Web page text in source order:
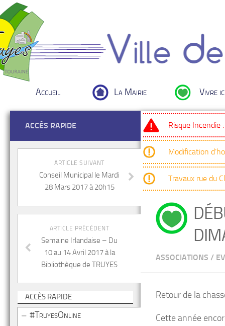
Accueil La Mairie Vivre
Risque Incendie
Modification
Travaux rue du
ASSOCIATIONS /
Retour de la
Cette année
ACCÈS RAPIDE
ARTICLE SUIVANT
Conseil Municipal le Mardi
28 Mars 2017 à 20h15
ARTICLE PRÉCÉDENT
Semaine Irlandaise – Du
10 au 14 Avril 2017 à la
Bibliothèque de TRUYES
ACCÈS RAPIDE
#TruyesOnline